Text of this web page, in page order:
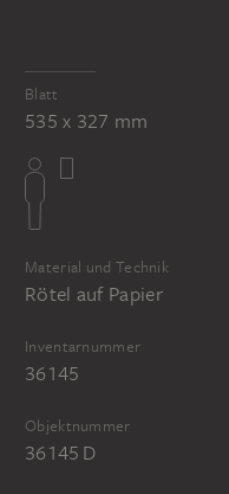
Blatt
535 x 327 mm
Material und Technik
Rötel auf Papier
Inventarnummer
36145
Objektnummer
36145 D